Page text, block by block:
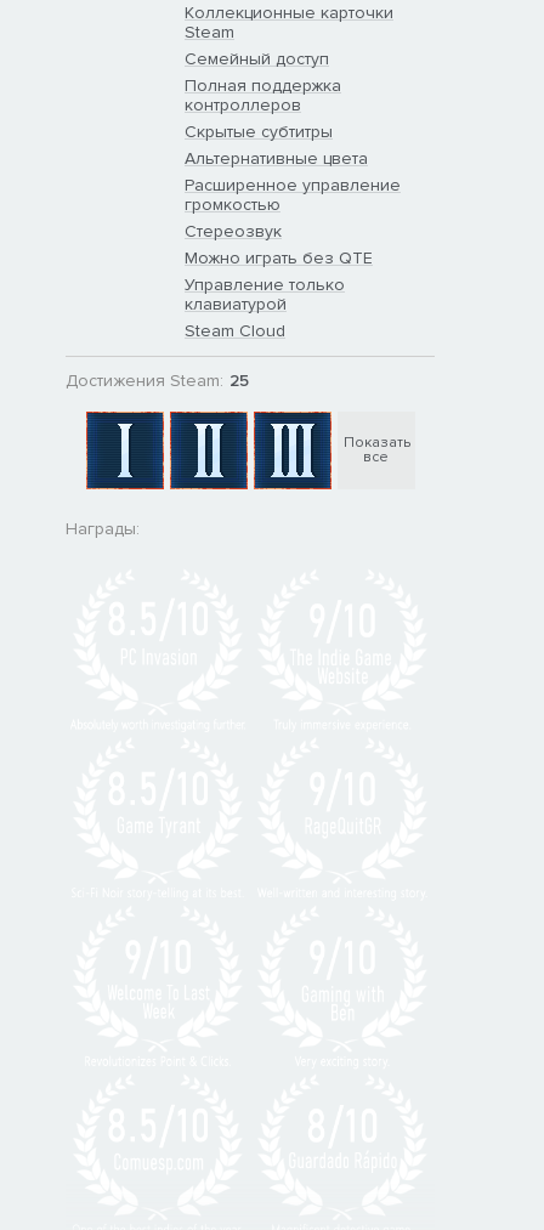
Коллекционные карточки
Steam
Семейный доступ
Полная поддержка
контроллеров
Скрытые субтитры
Альтернативные цвета
Расширенное управление
громкостью
Стереозвук
Можно играть без QTE
Управление только
клавиатурой
Steam Cloud
Достижения Steam: 25
Показать
все
Награды: